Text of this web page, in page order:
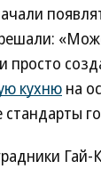
просто
кухню на
Гай-